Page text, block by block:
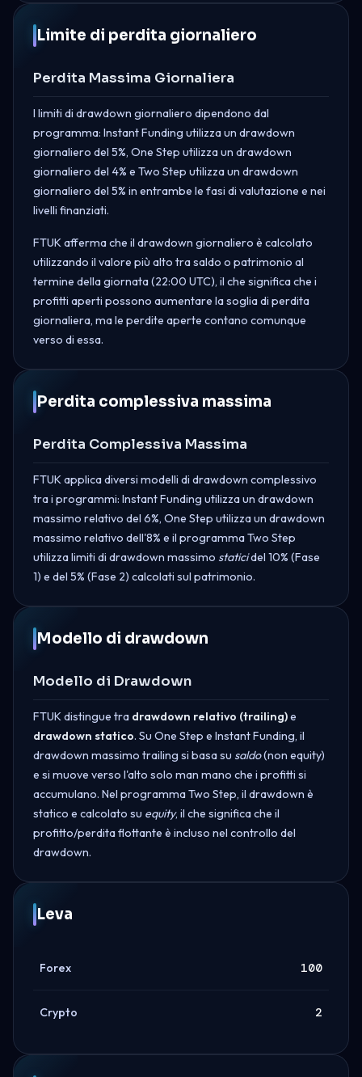
Limite di perdita giornaliero
Perdita Massima Giornaliera
I limiti di drawdown giornaliero dipendono dal
programma: Instant Funding utilizza un drawdown
giornaliero del 5%, One Step utilizza un drawdown
giornaliero del 4% e Two Step utilizza un drawdown
giornaliero del 5% in entrambe le fasi di valutazione e nei
livelli finanziati.
FTUK afferma che il drawdown giornaliero è calcolato
utilizzando il valore più alto tra saldo o patrimonio al
termine della giornata (22:00 UTC), il che significa che i
profitti aperti possono aumentare la soglia di perdita
giornaliera, ma le perdite aperte contano comunque
verso di essa.
Perdita complessiva massima
Perdita Complessiva Massima
FTUK applica diversi modelli di drawdown complessivo
tra i programmi: Instant Funding utilizza un drawdown
massimo relativo del 6%, One Step utilizza un drawdown
massimo relativo dell'8% e il programma Two Step
utilizza limiti di drawdown massimo staticidel 10% (Fase
1) e del 5% (Fase 2) calcolati sul patrimonio.
Modello di drawdown
Modello di Drawdown
FTUK distingue tra drawdown relativo (trailing)e
drawdown statico. Su One Step e Instant Funding, il
drawdown massimo trailing si basa su saldo(non equity)
e si muove verso l'alto solo man mano che i profitti si
accumulano. Nel programma Two Step, il drawdown è
statico e calcolato su equity, il che significa che il
profitto/perdita flottante è incluso nel controllo del
drawdown.
Leva
Forex 100
Crypto 2